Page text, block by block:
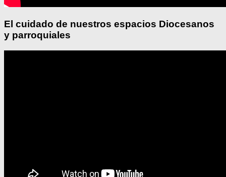
El cuidado de nuestros espacios Diocesanos
y parroquiales